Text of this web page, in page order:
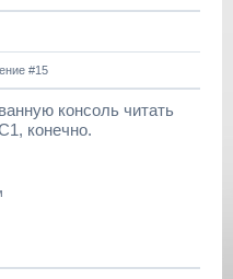
#15
консоль читать
конечно.